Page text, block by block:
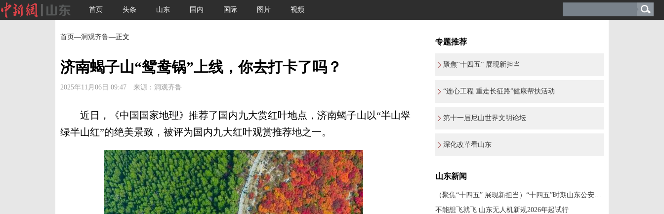
首页 头条 山东 国内 国际 图片 视频
首页—洞观齐鲁—正文
济南蝎子山“鸳鸯锅”上线，你去打卡了吗？
2025年11月06日 09:47 来源：洞观齐鲁
近日，《中国国家地理》推荐了国内九大赏红叶地点，济南蝎子山以“半山翠
绿半山红”的绝美景致，被评为国内九大红叶观赏推荐地之一。
专题推荐
聚焦“十四五” 展现新担当
“连心工程 重走长征路”健康帮扶活动
第十一届尼山世界文明论坛
深化改革看山东
山东新闻
（聚焦“十四五” 展现新担当）“十四五”时期山东公安工作成效显著 社会治安大局持续稳定
不能想飞就飞 山东无人机新规2026年起试行